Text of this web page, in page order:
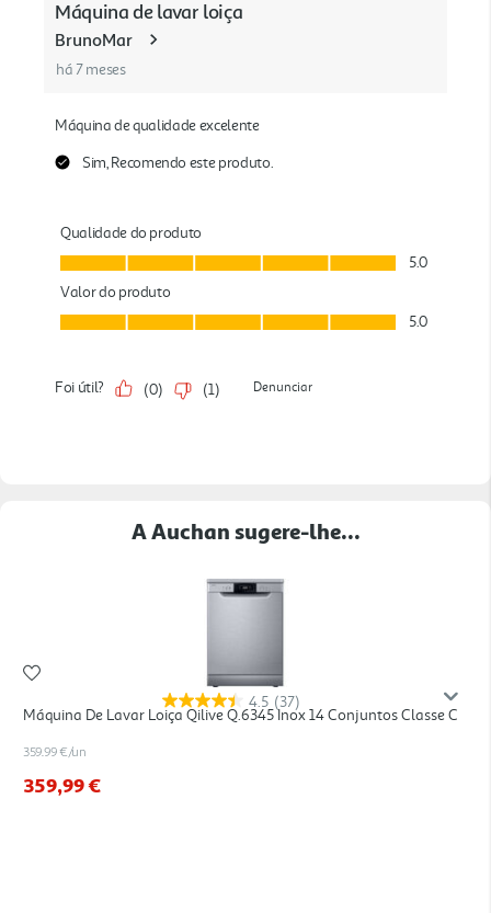
A Auchan sugere-lhe...
4.5 (37)
Máquina De Lavar Loiça Qilive Q.6345 Inox 14 Conjuntos Classe C
359.99 €/un
359,99 €